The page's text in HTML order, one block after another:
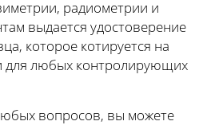
радиометрии и
выдается удостоверение
которое котируется на
для любых контролирующих
вопросов, вы можете